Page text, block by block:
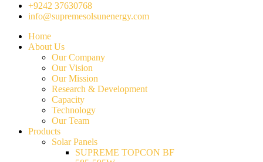
+9242 37630768
info@supremesolsunenergy.com
Home
About Us
Our Company
Our Vision
Our Mission
Research & Development
Capacity
Technology
Our Team
Products
Solar Panels
SUPREME TOPCON BF